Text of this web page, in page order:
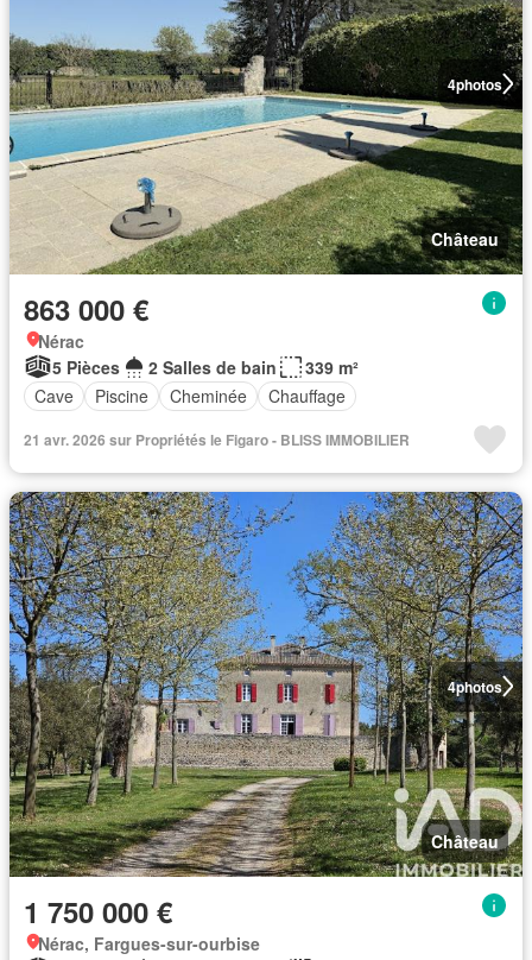
4photos
Château
863 000 €
Nérac
5 Pièces
2 Salles de bain
339 m²
Cave
Piscine Cheminée Chauffage
21 avr. 2026 sur Propriétés le Figaro - BLISS IMMOBILIER
4photos
Château
1 750 000 €
Nérac, Fargues-sur-ourbise